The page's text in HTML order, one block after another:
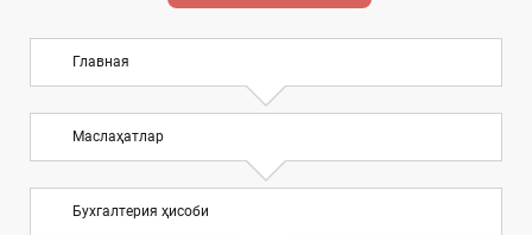
Главная
Маслаҳатлар
Бухгалтерия ҳисоби